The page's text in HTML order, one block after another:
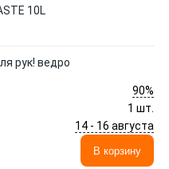
10L
рук! ведро
90%
1 шт.
14 - 16 августа
В корзину